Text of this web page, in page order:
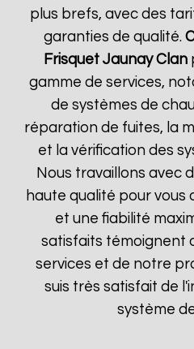
plus brefs, avec des
garanties de qualité.
Frisquet Jaunay Clan
gamme de services,
de systèmes de
réparation de fuites, la
et la vérification des
Nous travaillons avec
haute qualité pour vous
et une fiabilité
satisfaits témoignent
services et de notre
suis très satisfait de
système